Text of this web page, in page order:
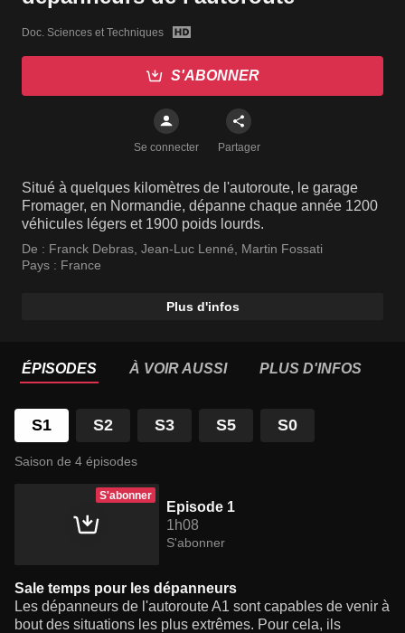
Doc. Sciences et Techniques
S'ABONNER
Se connecter Partager
Situé à quelques kilomètres de l'autoroute, le garage
Fromager, en Normandie, dépanne chaque année 1200
véhicules légers et 1900 poids lourds.
De : Franck Debras Jean-Luc Lenné
Martin Fossati
Pays : France
Plus d'infos
ÉPISODES À VOIR AUSSI PLUS D'INFOS
S1 S2 S3 S5 S0
Saison de 4 épisodes
S'abonner
Episode 1
1h08
S'abonner
Sale temps pour les dépanneurs
Les dépanneurs de l'autoroute A1 sont capables de venir à
bout des situations les plus extrêmes. Pour cela, ils